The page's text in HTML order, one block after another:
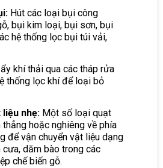
Hút các loại bụi công
bụi kim loại, bụi sơn, bụi
hệ thống lọc bụi túi vải,
khí thải qua các tháp rửa
thống lọc khí để loại bỏ
liệu nhẹ: Một số loại quạt
thẳng hoặc nghiêng về phía
để vận chuyển vật liệu dạng
cưa, dăm bào trong các
chế biến gỗ.